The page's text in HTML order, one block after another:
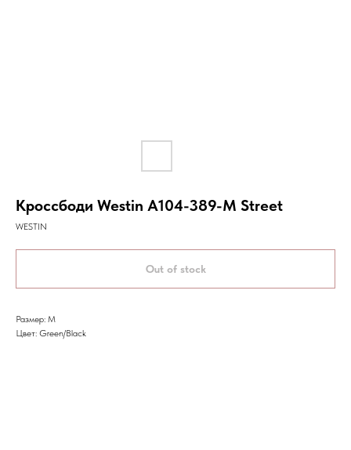
Кроссбоди Westin A104-389-M Street
WESTIN
Out of stock
Размер: М
Цвет: Green/Black